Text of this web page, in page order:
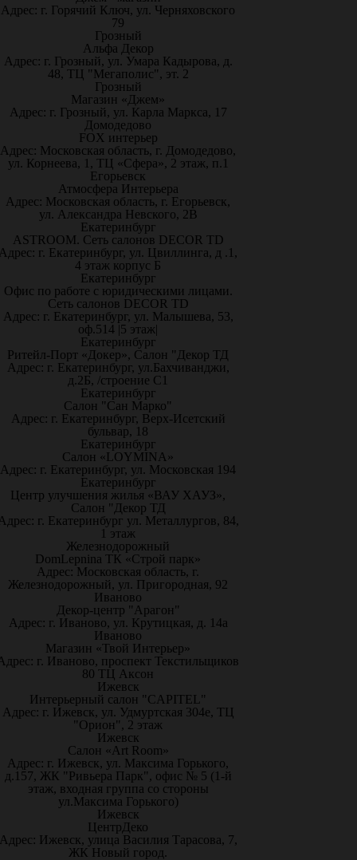
Адрес: г. Горячий Ключ, ул. Черняховского
79
Грозный
Альфа Декор
Адрес: г. Грозный, ул. Умара Кадырова, д.
48, ТЦ "Мегаполис", эт. 2
Грозный
Магазин «Джем»
Адрес: г. Грозный, ул. Карла Маркса, 17
Домодедово
FOX интерьер
Адрес: Московская область, г. Домодедово,
ул. Корнеева, 1, ТЦ «Сфера», 2 этаж, п.1
Егорьевск
Атмосфера Интерьера
Адрес: Московская область, г. Егорьевск,
ул. Александра Невского, 2В
Екатеринбург
ASTROOM. Сеть салонов DECOR TD
г. Екатеринбург, ул. Цвиллинга, д .1,
4 этаж корпус Б
Екатеринбург
Офис по работе с юридическими лицами.
Сеть салонов DECOR TD
Адрес: г. Екатеринбург, ул. Малышева, 53,
оф.514 |5 этаж|
Екатеринбург
Ритейл-Порт «Докер», Салон "Декор ТД
Адрес: г. Екатеринбург, ул.Бахчиванджи,
д.2Б, /строение С1
Екатеринбург
Салон "Сан Марко"
Адрес: г. Екатеринбург, Верх-Исетский
бульвар, 18
Екатеринбург
Салон «LOYMINA»
Адрес: г. Екатеринбург, ул. Московская 194
Екатеринбург
Центр улучшения жилья «ВАУ ХАУЗ»,
Салон "Декор ТД
г. Екатеринбург ул. Металлургов, 84,
1 этаж
Железнодорожный
DomLepnina ТК «Строй парк»
Адрес: Московская область, г.
Железнодорожный, ул. Пригородная, 92
Иваново
Декор-центр "Арагон"
Адрес: г. Иваново, ул. Крутицкая, д. 14а
Иваново
Магазин «Твой Интерьер»
г. Иваново, проспект Текстильщиков
80 ТЦ Аксон
Ижевск
Интерьерный салон "CAPITEL"
Адрес: г. Ижевск, ул. Удмуртская 304е, ТЦ
"Орион", 2 этаж
Ижевск
Салон «Art Room»
Адрес: г. Ижевск, ул. Максима Горького,
д.157, ЖК "Ривьера Парк", офис № 5 (1-й
этаж, входная группа со стороны
ул.Максима Горького)
Ижевск
ЦентрДеко
Ижевск, улица Василия Тарасова, 7,
ЖК Новый город.